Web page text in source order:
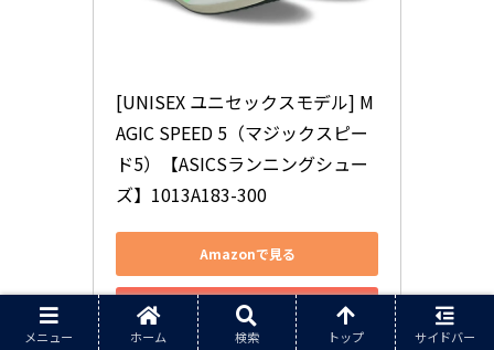
[UNISEX ユニセックスモデル] M
AGIC SPEED 5（マジックスピー
ド5）【ASICSランニングシュー
ズ】1013A183-300
Amazonで見る
楽天市場で見る
メニュー ホーム 検索 トップ サイドバー